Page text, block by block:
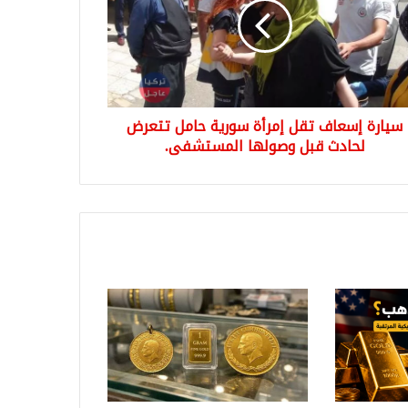
سيارة إسعاف تقل إمرأة سورية حامل تتعرض
لحادث قبل وصولها المستشفى.